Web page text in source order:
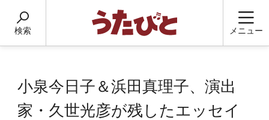
検索 メニュー
小泉今日子＆浜田真理子、演出
家・久世光彦が残したエッセイ